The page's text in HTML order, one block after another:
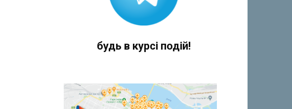
будь в курсі подій!